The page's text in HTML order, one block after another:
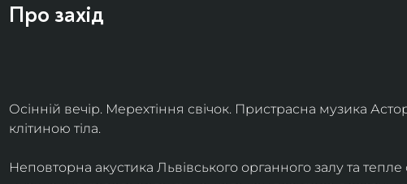
Про захід
Осінній вечір. Мерехтіння свічок. Пристрасна музика
клітиною тіла.
Неповторна акустика Львівського органного залу та тепле